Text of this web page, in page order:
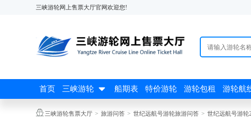
三峡游轮网上售票大厅官网欢迎您!
首页 三峡游轮  船期表 特价游轮 游轮包租 游轮航
三峡游轮售票大厅 > 旅游问答 > 世纪远航号游轮旅游问答 > 世纪远航号游轮